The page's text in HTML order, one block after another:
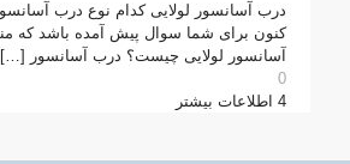
درب آسانسور لولایی کدام نوع درب
کنون برای شما سوال پیش آمده باشد که
آسانسور لولایی چیست؟ درب آسانسور
[…]
0
4 اطلاعات بیشتر